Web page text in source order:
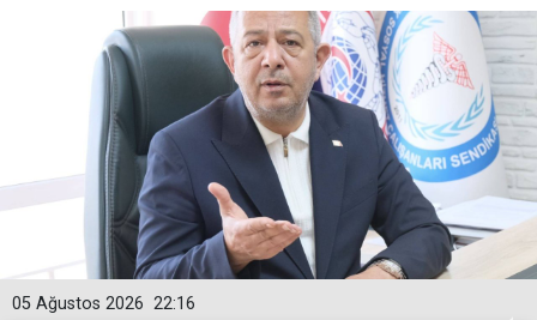
22:16
05 Ağustos 2026